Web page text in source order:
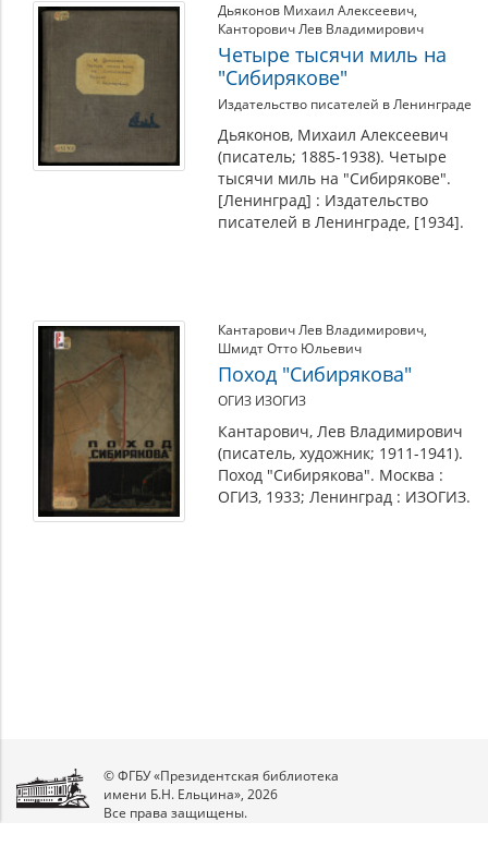
Дьяконов Михаил Алексеевич,
Канторович Лев Владимирович
Четыре тысячи миль на
"Сибирякове"
Издательство писателей в Ленинграде
Дьяконов, Михаил Алексеевич
(писатель; 1885-1938). Четыре
тысячи миль на "Сибирякове".
[Ленинград] : Издательство
писателей в Ленинграде, [1934].
Кантарович Лев Владимирович,
Шмидт Отто Юльевич
Поход "Сибирякова"
ОГИЗ ИЗОГИЗ
Кантарович, Лев Владимирович
(писатель, художник; 1911-1941).
Поход "Сибирякова". Москва :
ОГИЗ, 1933; Ленинград : ИЗОГИЗ.
© ФГБУ «Президентская библиотека
имени Б.Н. Ельцина», 2026
Все права защищены.